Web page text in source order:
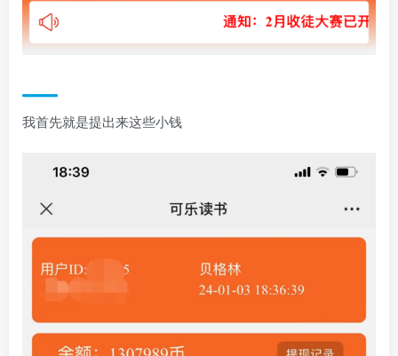
我首先就是提出来这些小钱